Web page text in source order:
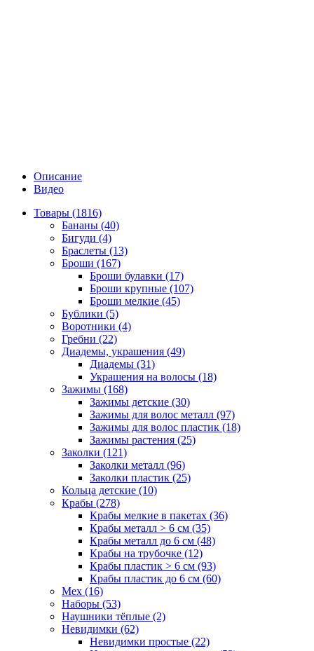
Описание
Видео
Товары (1816)
Бананы (40)
Бигуди (4)
Браслеты (13)
Броши (167)
Броши булавки (17)
Броши крупные (107)
Броши мелкие (45)
Бублики (5)
Воротники (4)
Гребни (22)
Диадемы, украшения (49)
Диадемы (31)
Украшения на волосы (18)
Зажимы (168)
Зажимы детские (30)
Зажимы для волос металл (97)
Зажимы для волос пластик (18)
Зажимы растения (25)
Заколки (121)
Заколки металл (96)
Заколки пластик (25)
Кольца детские (10)
Крабы (278)
Крабы мелкие в пакетах (36)
Крабы металл > 6 см (35)
Крабы металл до 6 см (48)
Крабы на трубочке (12)
Крабы пластик > 6 см (93)
Крабы пластик до 6 см (60)
Мех (16)
Наборы (53)
Наушники тёплые (2)
Невидимки (62)
Невидимки простые (22)